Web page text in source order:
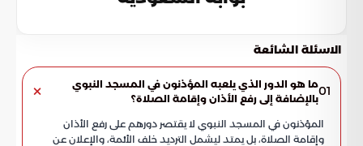
الاسئلة الشائعة
01ما هو الدور الذي يلعبه المؤذنون في المسجد النبوي
بالإضافة إلى رفع الأذان وإقامة الصلاة؟
المؤذنون في المسجد النبوي لا يقتصر دورهم على رفع الأذان
وإقامة الصلاة، بل يمتد ليشمل الترديد خلف الأئمة، والإعلان عن